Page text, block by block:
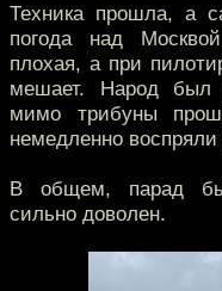
Техника прошла, а
погода над
плохая, а при
мешает. Народ был
мимо трибуны
немедленно
В общем, парад
сильно доволен.